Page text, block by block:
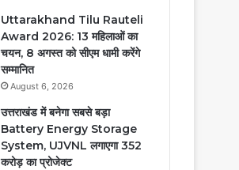
Uttarakhand Tilu Rauteli
Award 2026: 13 महिलाओं का
चयन, 8 अगस्त को सीएम धामी करेंगे
सम्मानित
August 6, 2026
उत्तराखंड में बनेगा सबसे बड़ा
Battery Energy Storage
System, UJVNL लगाएगा 352
करोड़ का प्रोजेक्ट